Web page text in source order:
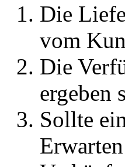
Die
vom
Die
ergeben
Sollte